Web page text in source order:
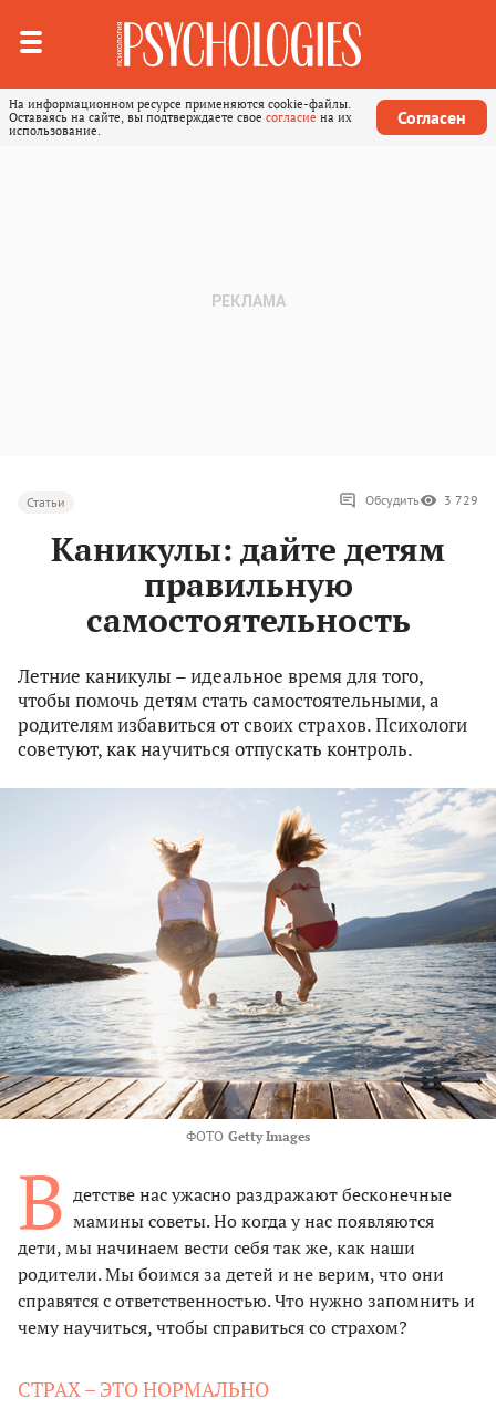
На информационном ресурсе применяются cookie-файлы.
Оставаясь на сайте, вы подтверждаете свое согласие на их
использование.
Согласен
Статьи Обсудить 3 729
Каникулы: дайте детям
правильную
самостоятельность
Летние каникулы – идеальное время для того,
чтобы помочь детям стать самостоятельными, а
родителям избавиться от своих страхов. Психологи
советуют, как научиться отпускать контроль.
ФОТО Getty Images
В детстве нас ужасно раздражают бесконечные
мамины советы. Но когда у нас появляются
дети, мы начинаем вести себя так же, как наши
родители. Мы боимся за детей и не верим, что они
справятся с ответственностью. Что нужно запомнить и
чему научиться, чтобы справиться со страхом?
СТРАХ – ЭТО НОРМАЛЬНО